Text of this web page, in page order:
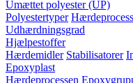
Umættet polyester (UP)
Polyestertyper
Udhærdningsgrad
Hjælpestoffer
Hærdemidler Stabilisatorer
Epoxyplast
Hærdeprocessen